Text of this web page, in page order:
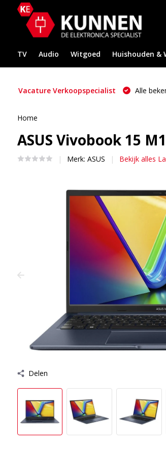
TV Audio Witgoed Huishouden &
Vacature Verkoopspecialist Alle
Home
ASUS Vivobook 15
Merk: ASUS Bekijk alles
Delen